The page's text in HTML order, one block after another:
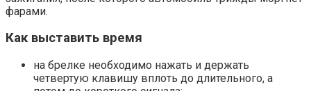
фарами.
Как выставить время
на брелке необходимо нажать и держать
четвертую клавишу вплоть до длительного, а